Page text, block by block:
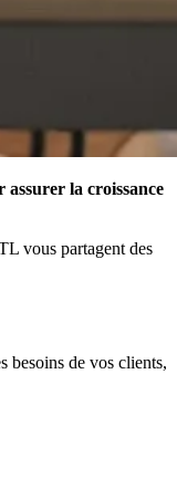
la croissance
vous partagent des
besoins de vos clients,